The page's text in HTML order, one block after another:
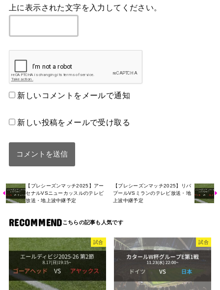
上に表示された文字を入力してください。
新しいコメントをメールで通知
新しい投稿をメールで受け取る
【プレシーズンマッチ2025】アー
セナルVSニューカッスルのテレビ
放送・地上波中継予定
【プレシーズンマッチ2025】リバ
プールVSミランのテレビ放送・地
上波中継予定
RECOMMEND
試合 試合